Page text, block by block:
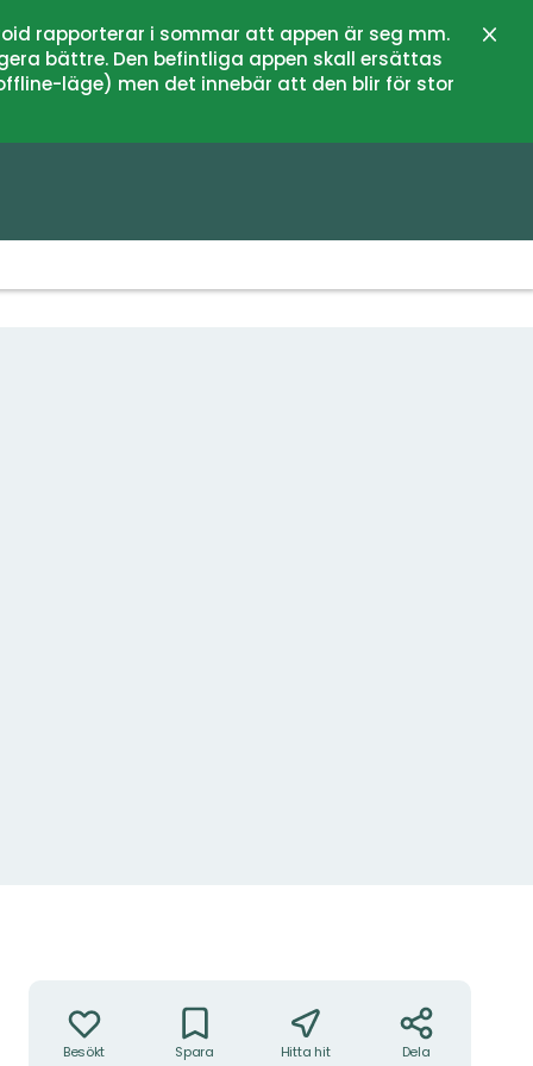
rapporterar i sommar att appen är seg mm.
bättre. Den befintliga appen skall ersättas
läge) men det innebär att den blir för stor
Besökt Spara Hitta hit Dela